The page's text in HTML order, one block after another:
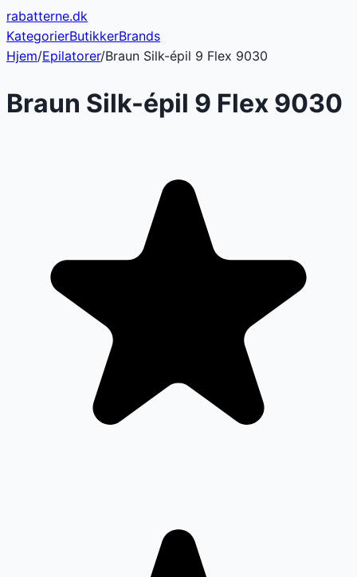
rabatterne.dk
KategorierButikkerBrands
Hjem/Epilatorer/Braun Silk-épil 9 Flex 9030
Braun Silk-épil 9 Flex 9030